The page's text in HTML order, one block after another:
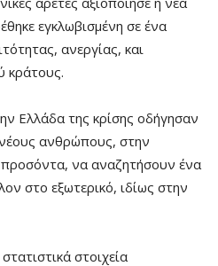
εγκλωβισμένη σε ένα
ανεργίας, και
κράτους.
Ελλάδα της κρίσης οδήγησαν
ανθρώπους, στην
να αναζητήσουν ένα
στο εξωτερικό, ιδίως στην
στοιχεία